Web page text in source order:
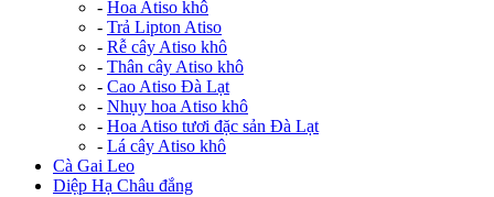
- Hoa Atiso khô
- Trả Lipton Atiso
- Rễ cây Atiso khô
- Thân cây Atiso khô
- Cao Atiso Đà Lạt
- Nhụy hoa Atiso khô
- Hoa Atiso tươi đặc sản Đà Lạt
- Lá cây Atiso khô
Cà Gai Leo
Diệp Hạ Châu đắng